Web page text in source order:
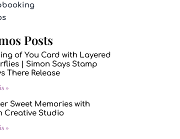
Posts
of You Card with Layered
| Simon Says Stamp
There Release
»
Sweet Memories with
Creative Studio
»